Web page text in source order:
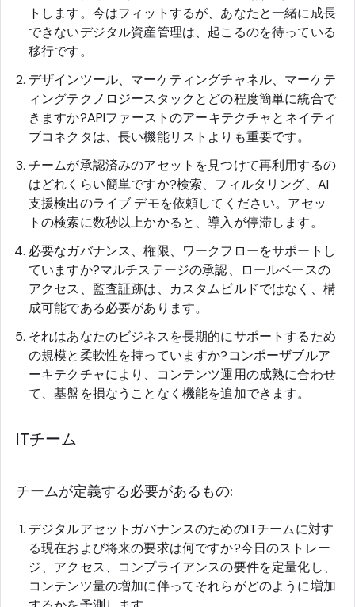
トします。今はフィットするが、あなたと一緒に成長
できないデジタル資産管理は、起こるのを待っている
移行です。
デザインツール、マーケティングチャネル、マーケテ
ィングテクノロジースタックとどの程度簡単に統合で
きますか?APIファーストのアーキテクチャとネイティ
ブコネクタは、長い機能リストよりも重要です。
チームが承認済みのアセットを見つけて再利用するの
はどれくらい簡単ですか?検索、フィルタリング、AI
支援検出のライブ デモを依頼してください。アセッ
トの検索に数秒以上かかると、導入が停滞します。
必要なガバナンス、権限、ワークフローをサポートし
ていますか?マルチステージの承認、ロールベースの
アクセス、監査証跡は、カスタムビルドではなく、構
成可能である必要があります。
それはあなたのビジネスを長期的にサポートするため
の規模と柔軟性を持っていますか?コンポーザブルア
ーキテクチャにより、コンテンツ運用の成熟に合わせ
て、基盤を損なうことなく機能を追加できます。
ITチーム
チームが定義する必要があるもの:
デジタルアセットガバナンスのためのITチームに対す
る現在および将来の要求は何ですか?今日のストレー
ジ、アクセス、コンプライアンスの要件を定量化し、
コンテンツ量の増加に伴ってそれらがどのように増加